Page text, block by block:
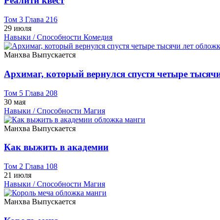
Том 3 Глава 216
29 июля
Навыки / Способности Комедия
Манхва Выпускается
Архимаг, который вернулся спустя четыре
Том 5 Глава 208
30 мая
Навыки / Способности Магия
Манхва Выпускается
Как выжить в академии
Том 2 Глава 108
21 июля
Навыки / Способности Магия
Манхва Выпускается